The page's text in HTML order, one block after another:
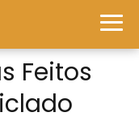
Feitos